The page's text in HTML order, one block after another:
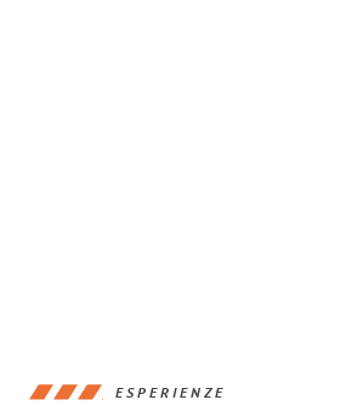
ESPERIENZE